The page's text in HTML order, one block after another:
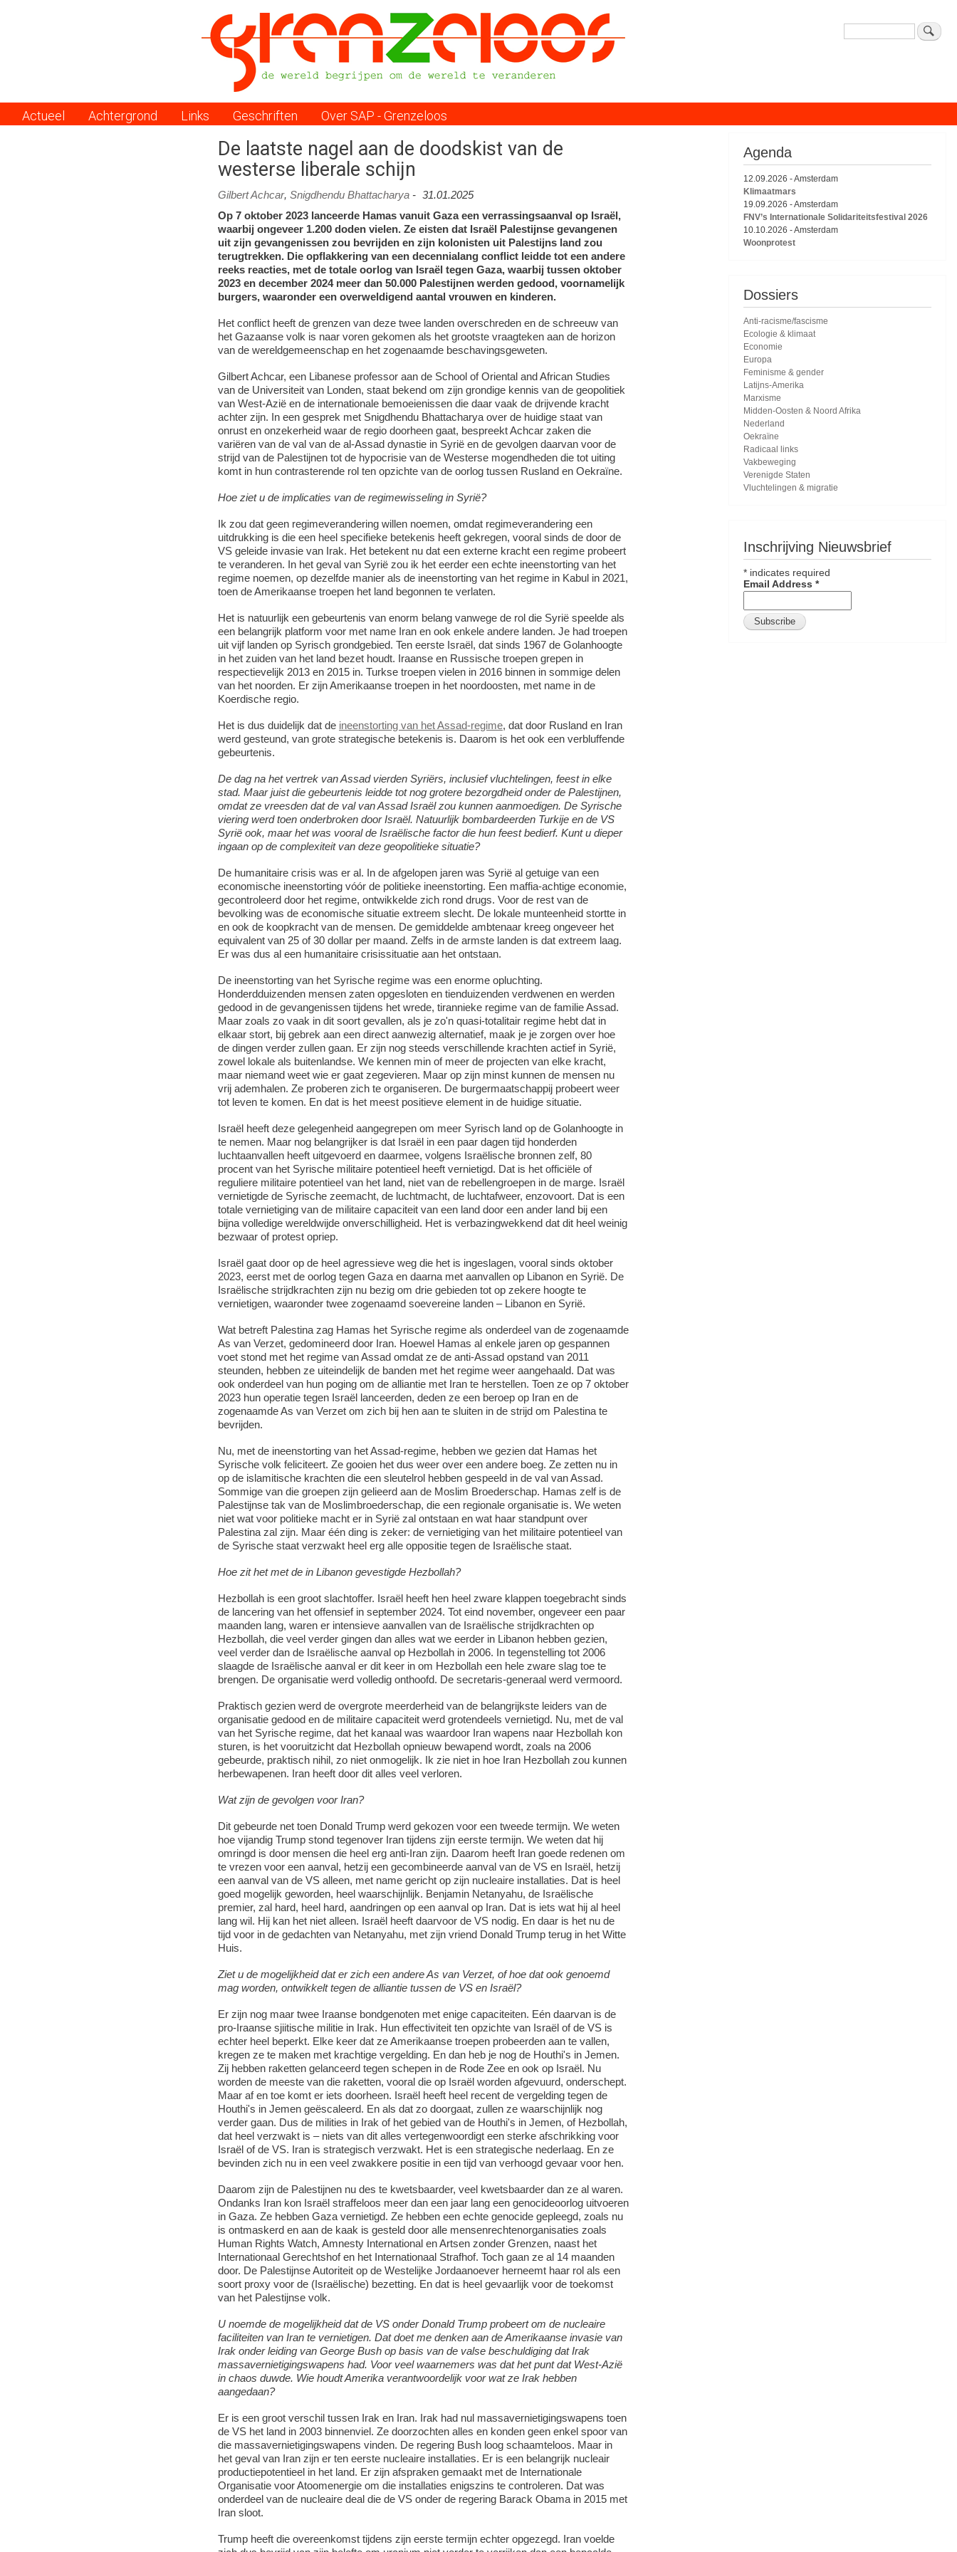
naar
inhoud
Zoeken
MenuActueel Achtergrond Links Geschriften Over SAP - Grenzeloos
De laatste nagel aan de doodskist van de
westerse liberale schijn
Gilbert Achcar, Snigdhendu Bhattacharya- 31.01.2025
Op 7 oktober 2023 lanceerde Hamas vanuit Gaza een verrassingsaanval op Israël,
waarbij ongeveer 1.200 doden vielen. Ze eisten dat Israël Palestijnse gevangenen
uit zijn gevangenissen zou bevrijden en zijn kolonisten uit Palestijns land zou
terugtrekken. Die opflakkering van een decennialang conflict leidde tot een andere
reeks reacties, met de totale oorlog van Israël tegen Gaza, waarbij tussen oktober
2023 en december 2024 meer dan 50.000 Palestijnen werden gedood, voornamelijk
burgers, waaronder een overweldigend aantal vrouwen en kinderen.
Het conflict heeft de grenzen van deze twee landen overschreden en de schreeuw van
het Gazaanse volk is naar voren gekomen als het grootste vraagteken aan de horizon
van de wereldgemeenschap en het zogenaamde beschavingsgeweten.
Gilbert Achcar, een Libanese professor aan de School of Oriental and African Studies
van de Universiteit van Londen, staat bekend om zijn grondige kennis van de geopolitiek
van West-Azië en de internationale bemoeienissen die daar vaak de drijvende kracht
achter zijn. In een gesprek met Snigdhendu Bhattacharya over de huidige staat van
onrust en onzekerheid waar de regio doorheen gaat, bespreekt Achcar zaken die
variëren van de val van de al-Assad dynastie in Syrië en de gevolgen daarvan voor de
strijd van de Palestijnen tot de hypocrisie van de Westerse mogendheden die tot uiting
komt in hun contrasterende rol ten opzichte van de oorlog tussen Rusland en Oekraïne.
Hoe ziet u de implicaties van de regimewisseling in Syrië?
Ik zou dat geen regimeverandering willen noemen, omdat regimeverandering een
uitdrukking is die een heel specifieke betekenis heeft gekregen, vooral sinds de door de
VS geleide invasie van Irak. Het betekent nu dat een externe kracht een regime probeert
te veranderen. In het geval van Syrië zou ik het eerder een echte ineenstorting van het
regime noemen, op dezelfde manier als de ineenstorting van het regime in Kabul in 2021,
toen de Amerikaanse troepen het land begonnen te verlaten.
Het is natuurlijk een gebeurtenis van enorm belang vanwege de rol die Syrië speelde als
een belangrijk platform voor met name Iran en ook enkele andere landen. Je had troepen
uit vijf landen op Syrisch grondgebied. Ten eerste Israël, dat sinds 1967 de Golanhoogte
in het zuiden van het land bezet houdt. Iraanse en Russische troepen grepen in
respectievelijk 2013 en 2015 in. Turkse troepen vielen in 2016 binnen in sommige delen
van het noorden. Er zijn Amerikaanse troepen in het noordoosten, met name in de
Koerdische regio.
Het is dus duidelijk dat de ineenstorting van het Assad-regime, dat door Rusland en Iran
werd gesteund, van grote strategische betekenis is. Daarom is het ook een verbluffende
gebeurtenis.
De dag na het vertrek van Assad vierden Syriërs, inclusief vluchtelingen, feest in elke
stad. Maar juist die gebeurtenis leidde tot nog grotere bezorgdheid onder de Palestijnen,
omdat ze vreesden dat de val van Assad Israël zou kunnen aanmoedigen. De Syrische
viering werd toen onderbroken door Israël. Natuurlijk bombardeerden Turkije en de VS
Syrië ook, maar het was vooral de Israëlische factor die hun feest bedierf. Kunt u dieper
ingaan op de complexiteit van deze geopolitieke situatie?
De humanitaire crisis was er al. In de afgelopen jaren was Syrië al getuige van een
economische ineenstorting vóór de politieke ineenstorting. Een maffia-achtige economie,
gecontroleerd door het regime, ontwikkelde zich rond drugs. Voor de rest van de
bevolking was de economische situatie extreem slecht. De lokale munteenheid stortte in
en ook de koopkracht van de mensen. De gemiddelde ambtenaar kreeg ongeveer het
equivalent van 25 of 30 dollar per maand. Zelfs in de armste landen is dat extreem laag.
Er was dus al een humanitaire crisissituatie aan het ontstaan.
De ineenstorting van het Syrische regime was een enorme opluchting.
Honderdduizenden mensen zaten opgesloten en tienduizenden verdwenen en werden
gedood in de gevangenissen tijdens het wrede, tirannieke regime van de familie Assad.
Maar zoals zo vaak in dit soort gevallen, als je zo'n quasi-totalitair regime hebt dat in
elkaar stort, bij gebrek aan een direct aanwezig alternatief, maak je je zorgen over hoe
de dingen verder zullen gaan. Er zijn nog steeds verschillende krachten actief in Syrië,
zowel lokale als buitenlandse. We kennen min of meer de projecten van elke kracht,
maar niemand weet wie er gaat zegevieren. Maar op zijn minst kunnen de mensen nu
vrij ademhalen. Ze proberen zich te organiseren. De burgermaatschappij probeert weer
tot leven te komen. En dat is het meest positieve element in de huidige situatie.
Israël heeft deze gelegenheid aangegrepen om meer Syrisch land op de Golanhoogte in
te nemen. Maar nog belangrijker is dat Israël in een paar dagen tijd honderden
luchtaanvallen heeft uitgevoerd en daarmee, volgens Israëlische bronnen zelf, 80
procent van het Syrische militaire potentieel heeft vernietigd. Dat is het officiële of
reguliere militaire potentieel van het land, niet van de rebellengroepen in de marge. Israël
vernietigde de Syrische zeemacht, de luchtmacht, de luchtafweer, enzovoort. Dat is een
totale vernietiging van de militaire capaciteit van een land door een ander land bij een
bijna volledige wereldwijde onverschilligheid. Het is verbazingwekkend dat dit heel weinig
bezwaar of protest opriep.
Israël gaat door op de heel agressieve weg die het is ingeslagen, vooral sinds oktober
2023, eerst met de oorlog tegen Gaza en daarna met aanvallen op Libanon en Syrië. De
Israëlische strijdkrachten zijn nu bezig om drie gebieden tot op zekere hoogte te
vernietigen, waaronder twee zogenaamd soevereine landen – Libanon en Syrië.
Wat betreft Palestina zag Hamas het Syrische regime als onderdeel van de zogenaamde
As van Verzet, gedomineerd door Iran. Hoewel Hamas al enkele jaren op gespannen
voet stond met het regime van Assad omdat ze de anti-Assad opstand van 2011
steunden, hebben ze uiteindelijk de banden met het regime weer aangehaald. Dat was
ook onderdeel van hun poging om de alliantie met Iran te herstellen. Toen ze op 7 oktober
2023 hun operatie tegen Israël lanceerden, deden ze een beroep op Iran en de
zogenaamde As van Verzet om zich bij hen aan te sluiten in de strijd om Palestina te
bevrijden.
Nu, met de ineenstorting van het Assad-regime, hebben we gezien dat Hamas het
Syrische volk feliciteert. Ze gooien het dus weer over een andere boeg. Ze zetten nu in
op de islamitische krachten die een sleutelrol hebben gespeeld in de val van Assad.
Sommige van die groepen zijn gelieerd aan de Moslim Broederschap. Hamas zelf is de
Palestijnse tak van de Moslimbroederschap, die een regionale organisatie is. We weten
niet wat voor politieke macht er in Syrië zal ontstaan en wat haar standpunt over
Palestina zal zijn. Maar één ding is zeker: de vernietiging van het militaire potentieel van
de Syrische staat verzwakt heel erg alle oppositie tegen de Israëlische staat.
Hoe zit het met de in Libanon gevestigde Hezbollah?
Hezbollah is een groot slachtoffer. Israël heeft hen heel zware klappen toegebracht sinds
de lancering van het offensief in september 2024. Tot eind november, ongeveer een paar
maanden lang, waren er intensieve aanvallen van de Israëlische strijdkrachten op
Hezbollah, die veel verder gingen dan alles wat we eerder in Libanon hebben gezien,
veel verder dan de Israëlische aanval op Hezbollah in 2006. In tegenstelling tot 2006
slaagde de Israëlische aanval er dit keer in om Hezbollah een hele zware slag toe te
brengen. De organisatie werd volledig onthoofd. De secretaris-generaal werd vermoord.
Praktisch gezien werd de overgrote meerderheid van de belangrijkste leiders van de
organisatie gedood en de militaire capaciteit werd grotendeels vernietigd. Nu, met de val
van het Syrische regime, dat het kanaal was waardoor Iran wapens naar Hezbollah kon
sturen, is het vooruitzicht dat Hezbollah opnieuw bewapend wordt, zoals na 2006
gebeurde, praktisch nihil, zo niet onmogelijk. Ik zie niet in hoe Iran Hezbollah zou kunnen
herbewapenen. Iran heeft door dit alles veel verloren.
Wat zijn de gevolgen voor Iran?
Dit gebeurde net toen Donald Trump werd gekozen voor een tweede termijn. We weten
hoe vijandig Trump stond tegenover Iran tijdens zijn eerste termijn. We weten dat hij
omringd is door mensen die heel erg anti-Iran zijn. Daarom heeft Iran goede redenen om
te vrezen voor een aanval, hetzij een gecombineerde aanval van de VS en Israël, hetzij
een aanval van de VS alleen, met name gericht op zijn nucleaire installaties. Dat is heel
goed mogelijk geworden, heel waarschijnlijk. Benjamin Netanyahu, de Israëlische
premier, zal hard, heel hard, aandringen op een aanval op Iran. Dat is iets wat hij al heel
lang wil. Hij kan het niet alleen. Israël heeft daarvoor de VS nodig. En daar is het nu de
tijd voor in de gedachten van Netanyahu, met zijn vriend Donald Trump terug in het Witte
Huis.
Ziet u de mogelijkheid dat er zich een andere As van Verzet, of hoe dat ook genoemd
mag worden, ontwikkelt tegen de alliantie tussen de VS en Israël?
Er zijn nog maar twee Iraanse bondgenoten met enige capaciteiten. Eén daarvan is de
pro-Iraanse sjiitische militie in Irak. Hun effectiviteit ten opzichte van Israël of de VS is
echter heel beperkt. Elke keer dat ze Amerikaanse troepen probeerden aan te vallen,
kregen ze te maken met krachtige vergelding. En dan heb je nog de Houthi's in Jemen.
Zij hebben raketten gelanceerd tegen schepen in de Rode Zee en ook op Israël. Nu
worden de meeste van die raketten, vooral die op Israël worden afgevuurd, onderschept.
Maar af en toe komt er iets doorheen. Israël heeft heel recent de vergelding tegen de
Houthi's in Jemen geëscaleerd. En als dat zo doorgaat, zullen ze waarschijnlijk nog
verder gaan. Dus de milities in Irak of het gebied van de Houthi's in Jemen, of Hezbollah,
dat heel verzwakt is – niets van dit alles vertegenwoordigt een sterke afschrikking voor
Israël of de VS. Iran is strategisch verzwakt. Het is een strategische nederlaag. En ze
bevinden zich nu in een veel zwakkere positie in een tijd van verhoogd gevaar voor hen.
Daarom zijn de Palestijnen nu des te kwetsbaarder, veel kwetsbaarder dan ze al waren.
Ondanks Iran kon Israël straffeloos meer dan een jaar lang een genocideoorlog uitvoeren
in Gaza. Ze hebben Gaza vernietigd. Ze hebben een echte genocide gepleegd, zoals nu
is ontmaskerd en aan de kaak is gesteld door alle mensenrechtenorganisaties zoals
Human Rights Watch, Amnesty International en Artsen zonder Grenzen, naast het
Internationaal Gerechtshof en het Internationaal Strafhof. Toch gaan ze al 14 maanden
door. De Palestijnse Autoriteit op de Westelijke Jordaanoever herneemt haar rol als een
soort proxy voor de (Israëlische) bezetting. En dat is heel gevaarlijk voor de toekomst
van het Palestijnse volk.
U noemde de mogelijkheid dat de VS onder Donald Trump probeert om de nucleaire
faciliteiten van Iran te vernietigen. Dat doet me denken aan de Amerikaanse invasie van
Irak onder leiding van George Bush op basis van de valse beschuldiging dat Irak
massavernietigingswapens had. Voor veel waarnemers was dat het punt dat West-Azië
in chaos duwde. Wie houdt Amerika verantwoordelijk voor wat ze Irak hebben
aangedaan?
Er is een groot verschil tussen Irak en Iran. Irak had nul massavernietigingswapens toen
de VS het land in 2003 binnenviel. Ze doorzochten alles en konden geen enkel spoor van
die massavernietigingswapens vinden. De regering Bush loog schaamteloos. Maar in
het geval van Iran zijn er ten eerste nucleaire installaties. Er is een belangrijk nucleair
productiepotentieel in het land. Er zijn afspraken gemaakt met de Internationale
Organisatie voor Atoomenergie om die installaties enigszins te controleren. Dat was
onderdeel van de nucleaire deal die de VS onder de regering Barack Obama in 2015 met
Iran sloot.
Trump heeft die overeenkomst tijdens zijn eerste termijn echter opgezegd. Iran voelde
Agenda
12.09.2026 -Amsterdam
Klimaatmars
19.09.2026 -Amsterdam
FNV’s Internationale Solidariteitsfestival 2026
10.10.2026 -Amsterdam
Woonprotest
Dossiers
Anti-racisme/fascisme
Ecologie & klimaat
Economie
Europa
Feminisme & gender
Latijns-Amerika
Marxisme
Midden-Oosten & Noord Afrika
Nederland
Oekraïne
Radicaal links
Vakbeweging
Verenigde Staten
Vluchtelingen & migratie
Inschrijving Nieuwsbrief
* indicates required
Email Address *